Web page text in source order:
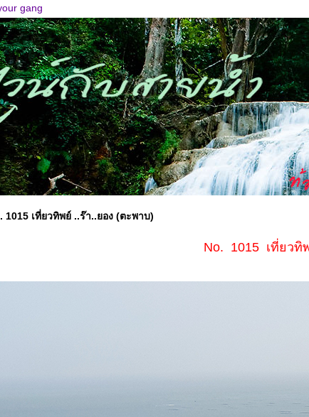
gang
1015 เที่ยวทิพย์ ..ร๊า..ยอง (ตะพาบ)
No. 1015 เที่ยวทิ